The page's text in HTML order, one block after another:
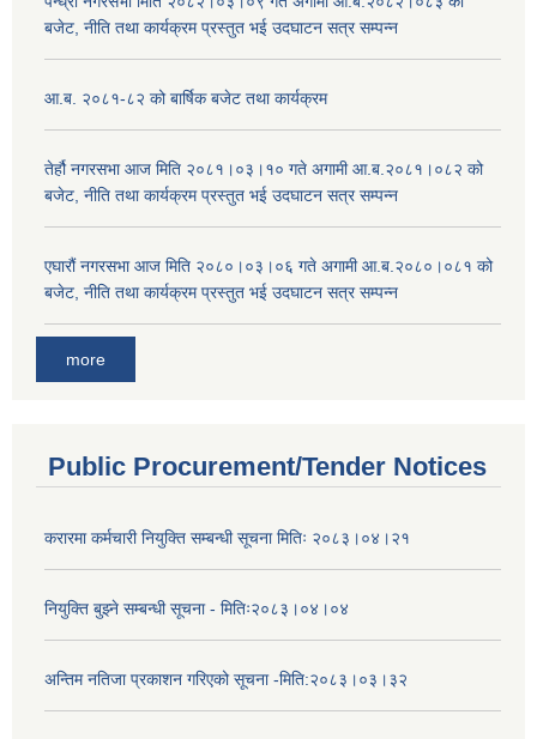
बजेट, नीति तथा कार्यक्रम प्रस्तुत भई उदघाटन सत्र सम्पन्न
आ.ब. २०८१-८२ को बार्षिक बजेट तथा कार्यक्रम
तेर्हौ नगरसभा आज मिति २०८१।०३।१० गते अगामी आ.ब.२०८१।०८२ को
बजेट, नीति तथा कार्यक्रम प्रस्तुत भई उदघाटन सत्र सम्पन्न
एघारौं नगरसभा आज मिति २०८०।०३।०६ गते अगामी आ.ब.२०८०।०८१ को
बजेट, नीति तथा कार्यक्रम प्रस्तुत भई उदघाटन सत्र सम्पन्न
more
Public Procurement/Tender Notices
करारमा कर्मचारी नियुक्ति सम्बन्धी सूचना मितिः २०८३।०४।२१
नियुक्ति बुझ्ने सम्बन्धी सूचना - मितिः२०८३।०४।०४
अन्तिम नतिजा प्रकाशन गरिएको सूचना -मिति:२०८३।०३।३२